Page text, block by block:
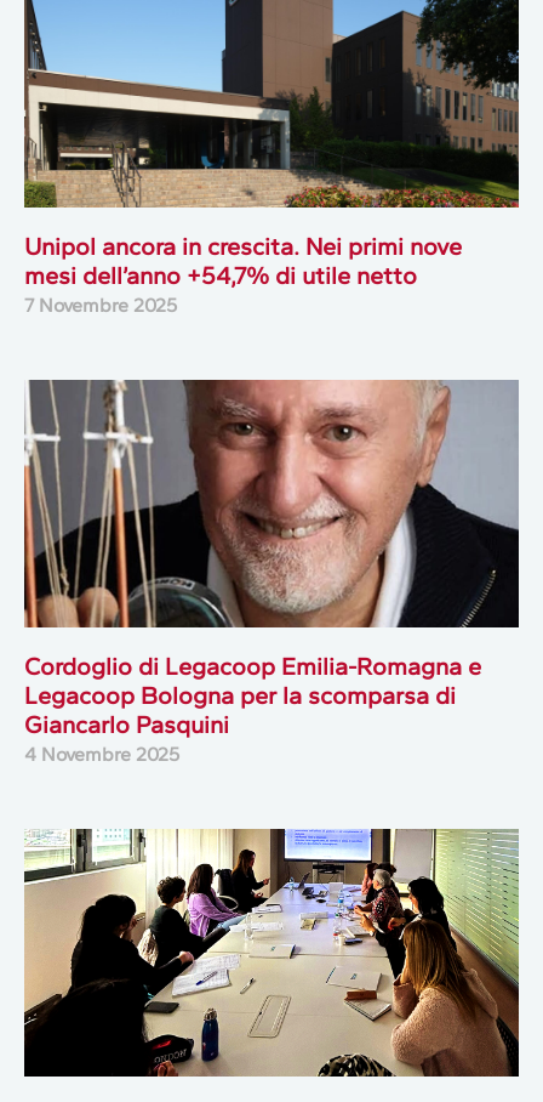
Unipol ancora in crescita. Nei primi nove
mesi dell’anno +54,7% di utile netto
7 Novembre 2025
Cordoglio di Legacoop Emilia-Romagna e
Legacoop Bologna per la scomparsa di
Giancarlo Pasquini
4 Novembre 2025